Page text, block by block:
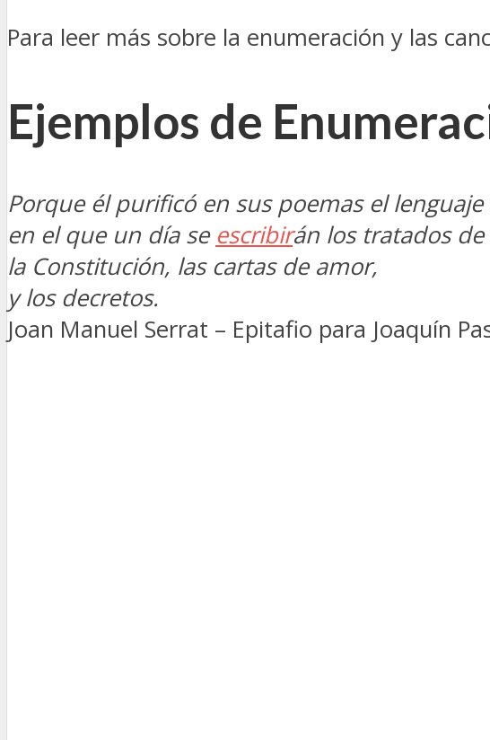
Para leer más sobre la enumeración y las
Ejemplos de
Porque él purificó en sus poemas el
en el que un día se escribirán los tratados
la Constitución, las cartas de amor,
y los decretos.
Joan Manuel Serrat – Epitafio para Joaquín